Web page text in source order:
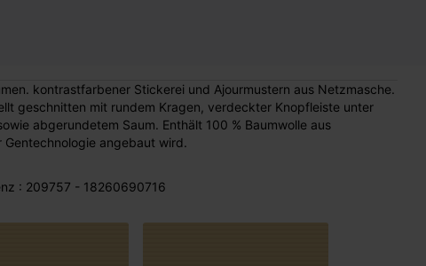
kontrastfarbener Stickerei und Ajourmustern aus Netzmasche.
geschnitten mit rundem Kragen, verdeckter Knopfleiste unter
abgerundetem Saum. Enthält 100 % Baumwolle aus
angebaut wird.
: 209757 - 18260690716